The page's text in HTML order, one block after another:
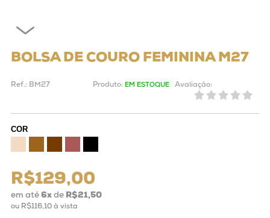
BOLSA DE COURO FEMININA M27
Ref.: BM27 Produto: EM ESTOQUE Avaliação:
COR
R$129,00
em até 6xde R$21,50
ou R$116,10à vista